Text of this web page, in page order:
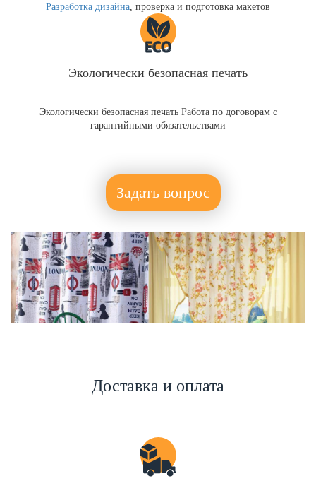
Разработка дизайна , проверка и подготовка макетов
Экологически безопасная печать
Экологически безопасная печать Работа по договорам с
гарантийными обязательствами
Задать вопрос
Доставка и оплата